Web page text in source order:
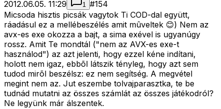
2012.06.05. 11:29 1 #154
Micsoda hisztis picsák vagytok Ti COD-dal együtt,
ráadásul ez a mellébeszélés amit mûveltek 😊) Nem az
avx-es exe okozza a bajt, a sima exével is ugyanúgy
rossz. Amit Te mondtál ("nem az AVX-es exe-t
használod") az azt jelenti, hogy ezzel kéne indítani,
holott nem igaz, ebbõl látszik tényleg, hogy azt sem
tudod mirõl beszélsz: ez nem segítség. A megvétel
megint nem az. Jut eszembe tolvajparasztka, te be
tudnád mutatni az összes számlát az összes játékodról?
Ne legyünk már álszentek.